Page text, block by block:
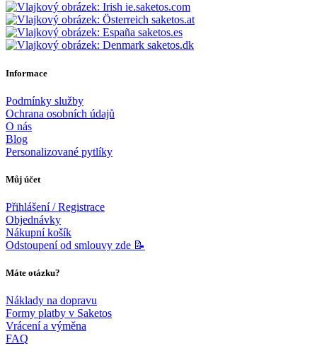
ie.saketos.com
saketos.at
saketos.es
saketos.dk
Informace
Podmínky služby
Ochrana osobních údajů
O nás
Blog
Personalizované pytlíky
Můj účet
Přihlášení / Registrace
Objednávky
Nákupní košík
Odstoupení od smlouvy zde 📝
Máte otázku?
Náklady na dopravu
Formy platby v Saketos
Vrácení a výměna
FAQ